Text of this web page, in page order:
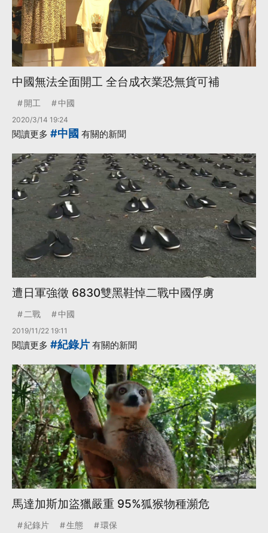
中國無法全面開工 全台成衣業恐無貨可補
開工 中國
2020/3/14 19:24
閱讀更多 #中國 有關的新聞
遭日軍強徵 6830雙黑鞋悼二戰中國俘虜
二戰 中國
2019/11/22 19:11
閱讀更多 #紀錄片 有關的新聞
馬達加斯加盜獵嚴重 95%狐猴物種瀕危
紀錄片 生態 環保